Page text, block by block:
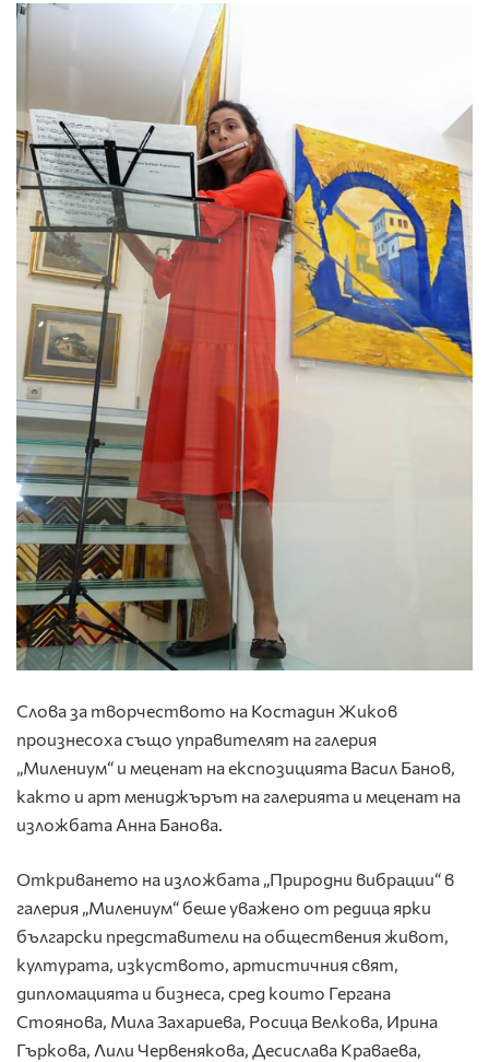
Слова за творчеството на Костадин Жиков
произнесоха също управителят на галерия
„Милениум“ и меценат на експозицията Васил Банов,
както и арт мениджърът на галерията и меценат на
изложбата Анна Банова.
Откриването на изложбата „Природни вибрации“ в
галерия „Милениум“ беше уважено от редица ярки
български представители на обществения живот,
културата, изкуството, артистичния свят,
дипломацията и бизнеса, сред които Гергана
Стоянова, Мила Захариева, Росица Велкова, Ирина
Гъркова, Лили Червенякова, Десислава Краваева,